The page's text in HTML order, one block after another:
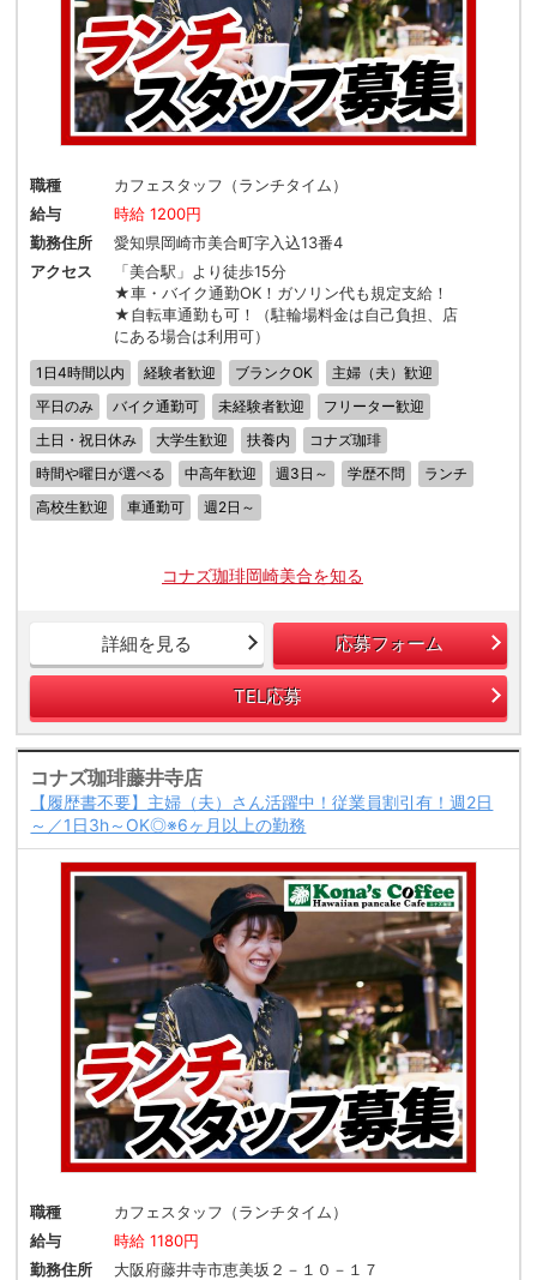
職種
カフェスタッフ（ランチタイム）
給与
時給 1200円
勤務住所
愛知県岡崎市美合町字入込13番4
アクセス
「美合駅」より徒歩15分
★車・バイク通勤OK！ガソリン代も規定支給！
★自転車通勤も可！（駐輪場料金は自己負担、店
にある場合は利用可）
1日4時間以内 経験者歓迎 ブランクOK
主婦（夫）歓迎
平日のみ
バイク通勤可 未経験者歓迎
フリーター歓迎
土日・祝日休み
大学生歓迎 扶養内
コナズ珈琲
時間や曜日が選べる
中高年歓迎 週3日～ 学歴不問
ランチ
高校生歓迎
車通勤可 週2日～
コナズ珈琲岡崎美合を知る
詳細を見る 応募フォーム
TEL応募
コナズ珈琲藤井寺店
【履歴書不要】主婦（夫）さん活躍中！従業員割引有！週2日
～／1日3h～OK◎※6ヶ月以上の勤務
職種
カフェスタッフ（ランチタイム）
給与
時給 1180円
勤務住所
大阪府藤井寺市恵美坂２－１０－１７